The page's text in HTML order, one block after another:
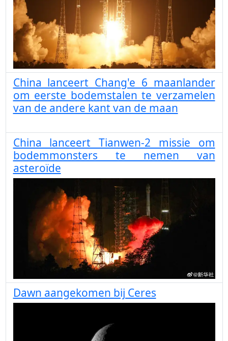
China lanceert Chang'e 6 maanlander
om eerste bodemstalen te verzamelen
van de andere kant van de maan
China lanceert Tianwen-2 missie om
bodemmonsters te nemen van
asteroïde
Dawn aangekomen bij Ceres